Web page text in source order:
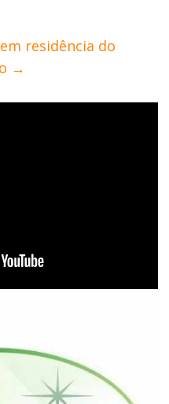
residência do
→